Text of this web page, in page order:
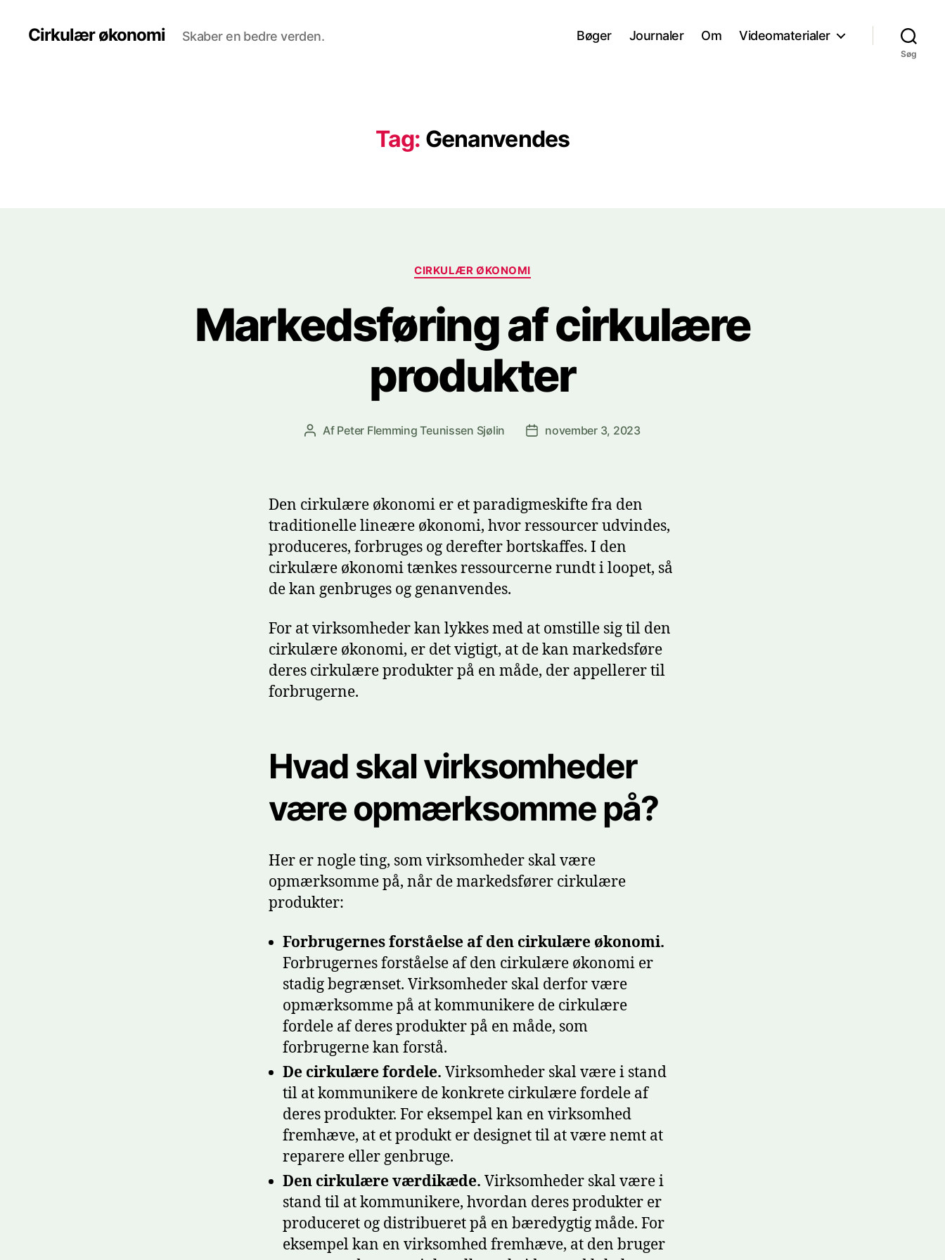
Cirkulær økonomi Skaber en bedre verden. Bøger Journaler Om Videomaterialer
Søg
Tag: Genanvendes
Kategorier
CIRKULÆR ØKONOMI
Markedsføring af cirkulære
produkter
Indlægsforfatter
Af Peter Flemming Teunissen Sjølin Indlægsdato
november 3, 2023
Den cirkulære økonomi er et paradigmeskifte fra den
traditionelle lineære økonomi, hvor ressourcer udvindes,
produceres, forbruges og derefter bortskaffes. I den
cirkulære økonomi tænkes ressourcerne rundt i loopet, så
de kan genbruges og genanvendes.
For at virksomheder kan lykkes med at omstille sig til den
cirkulære økonomi, er det vigtigt, at de kan markedsføre
deres cirkulære produkter på en måde, der appellerer til
forbrugerne.
Hvad skal virksomheder
være opmærksomme på?
Her er nogle ting, som virksomheder skal være
opmærksomme på, når de markedsfører cirkulære
produkter:
Forbrugernes forståelse af den cirkulære økonomi.
Forbrugernes forståelse af den cirkulære økonomi er
stadig begrænset. Virksomheder skal derfor være
opmærksomme på at kommunikere de cirkulære
fordele af deres produkter på en måde, som
forbrugerne kan forstå.
De cirkulære fordele. Virksomheder skal være i stand
til at kommunikere de konkrete cirkulære fordele af
deres produkter. For eksempel kan en virksomhed
fremhæve, at et produkt er designet til at være nemt at
reparere eller genbruge.
Den cirkulære værdikæde. Virksomheder skal være i
stand til at kommunikere, hvordan deres produkter er
produceret og distribueret på en bæredygtig måde. For
eksempel kan en virksomhed fremhæve, at den bruger